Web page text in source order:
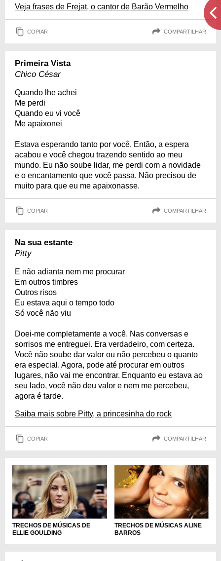
Veja frases de Frejat, o cantor de Barão Vermelho
COPIAR COMPARTILHAR
Primeira Vista
Chico César
Quando lhe achei
Me perdi
Quando eu vi você
Me apaixonei
Estava esperando tanto por você. Então, a espera
acabou e você chegou trazendo sentido ao meu
mundo. Eu não soube lidar, me perdi com a novidade
e o encantamento que você passa. Não precisou de
muito para que eu me apaixonasse.
COPIAR COMPARTILHAR
Na sua estante
Pitty
E não adianta nem me procurar
Em outros timbres
Outros risos
Eu estava aqui o tempo todo
Só você não viu
Doei-me completamente a você. Nas conversas e
sorrisos me entreguei. Era verdadeiro, com certeza.
Você não soube dar valor ou não percebeu o quanto
era especial. Agora, pode até procurar em outros
lugares, não vai me encontrar. Enquanto eu estava ao
seu lado, você não deu valor e nem me percebeu,
agora é tarde.
Saiba mais sobre Pitty, a princesinha do rock
COPIAR COMPARTILHAR
TRECHOS DE MÚSICAS DE
ELLIE GOULDING
TRECHOS DE MÚSICAS ALINE
BARROS